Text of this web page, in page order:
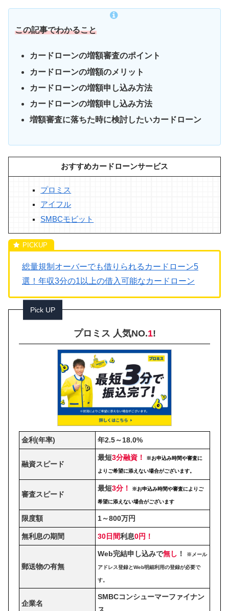
この記事でわかること
カードローンの増額審査のポイント
カードローンの増額のメリット
カードローンの増額申し込み方法
カードローンの増額申し込み方法
増額審査に落ちた時に検討したいカードローン
おすすめカードローンサービス
プロミス
アイフル
SMBCモビット
総量規制オーバーでも借りられるカードローン5
選！年収3分の1以上の借入可能なカードローン
Pick UP
プロミス 人気NO.1!
金利(年率) 年2.5～18.0%
融資スピード
最短3分融資！ ※お申込み時間や審査に
よりご希望に添えない場合がございます。
審査スピード
最短3分！ ※お申込み時間や審査によりご
希望に添えない場合がございます
限度額 1～800万円
無利息の期間 30日間利息0円！
郵送物の有無
Web完結申し込みで無し ！ ※メール
アドレス登録とWeb明細利用の登録が必要で
す。
企業名
SMBCコンシューマーファイナン